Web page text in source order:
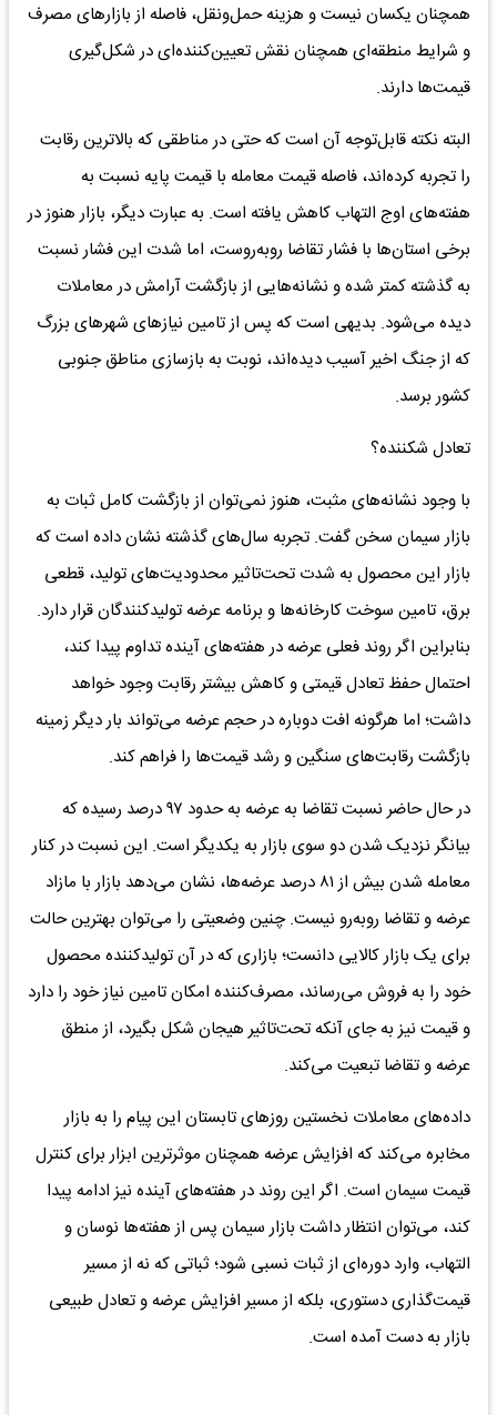
همچنان یکسان نیست و هزینه حمل‌ونقل، فاصله از بازارهای مصرف
و شرایط منطقه‌ای همچنان نقش تعیین‌کننده‌ای در شکل‌گیری
قیمت‌ها دارند.
البته نکته قابل‌توجه آن است که حتی در مناطقی که بالاترین رقابت
را تجربه کرده‌اند، فاصله قیمت معامله با قیمت پایه نسبت به
هفته‌های اوج التهاب کاهش یافته است. به عبارت دیگر، بازار هنوز در
برخی استان‌ها با فشار تقاضا روبه‌روست، اما شدت این فشار نسبت
به گذشته کمتر شده و نشانه‌هایی از بازگشت آرامش در معاملات
دیده می‌شود. بدیهی است که پس از تامین نیازهای شهرهای بزرگ
که از جنگ اخیر آسیب دیده‌اند، نوبت به بازسازی مناطق جنوبی
کشور برسد.
تعادل شکننده؟
با وجود نشانه‌های مثبت، هنوز نمی‌توان از بازگشت کامل ثبات به
بازار سیمان سخن گفت. تجربه سال‌های گذشته نشان داده است که
بازار این محصول به شدت تحت‌تاثیر محدودیت‌های تولید، قطعی
برق، تامین سوخت کارخانه‌ها و برنامه عرضه تولیدکنندگان قرار دارد.
بنابراین اگر روند فعلی عرضه در هفته‌های آینده تداوم پیدا کند،
احتمال حفظ تعادل قیمتی و کاهش بیشتر رقابت وجود خواهد
داشت؛ اما هرگونه افت دوباره در حجم عرضه می‌تواند بار دیگر زمینه
بازگشت رقابت‌های سنگین و رشد قیمت‌ها را فراهم کند.
در حال حاضر نسبت تقاضا به عرضه به حدود ۹۷ درصد رسیده که
بیانگر نزدیک شدن دو سوی بازار به یکدیگر است. این نسبت در کنار
معامله شدن بیش از ۸۱ درصد عرضه‌ها، نشان می‌دهد بازار با مازاد
عرضه و تقاضا روبه‌رو نیست. چنین وضعیتی را می‌توان بهترین حالت
برای یک بازار کالایی دانست؛ بازاری که در آن تولیدکننده محصول
خود را به فروش می‌رساند، مصرف‌کننده امکان تامین نیاز خود را دارد
و قیمت نیز به جای آنکه تحت‌تاثیر هیجان شکل بگیرد، از منطق
عرضه و تقاضا تبعیت می‌کند.
داده‌های معاملات نخستین روزهای تابستان این پیام را به بازار
مخابره می‌کند که افزایش عرضه همچنان موثرترین ابزار برای کنترل
قیمت سیمان است. اگر این روند در هفته‌های آینده نیز ادامه پیدا
کند، می‌توان انتظار داشت بازار سیمان پس از هفته‌ها نوسان و
التهاب، وارد دوره‌ای از ثبات نسبی شود؛ ثباتی که نه از مسیر
قیمت‌گذاری دستوری، بلکه از مسیر افزایش عرضه و تعادل طبیعی
بازار به دست آمده است.